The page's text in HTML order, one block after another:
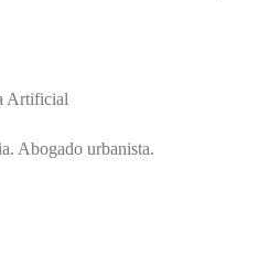
Artificial
Abogado urbanista.